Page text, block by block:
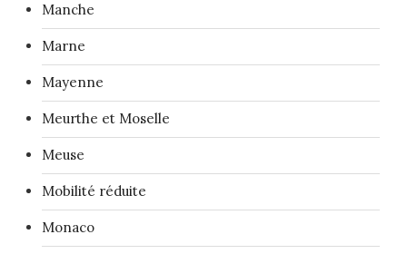
Manche
Marne
Mayenne
Meurthe et Moselle
Meuse
Mobilité réduite
Monaco